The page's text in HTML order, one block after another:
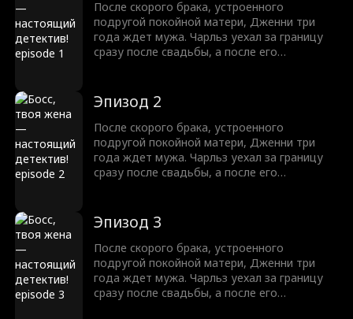
вместе.
После скорого брака, устроенного
подругой покойной матери, Дженни три
года ждет мужа. Чарльз уехал за границу
сразу после свадьбы, а после его
подставляют, Чарльз встает на ее защиту,
но новые козни и тайны мешают им быть
вместе.
Эпизод 2
После скорого брака, устроенного
подругой покойной матери, Дженни три
года ждет мужа. Чарльз уехал за границу
сразу после свадьбы, а после его
подставляют, Чарльз встает на ее защиту,
но новые козни и тайны мешают им быть
вместе.
Эпизод 3
После скорого брака, устроенного
подругой покойной матери, Дженни три
года ждет мужа. Чарльз уехал за границу
сразу после свадьбы, а после его